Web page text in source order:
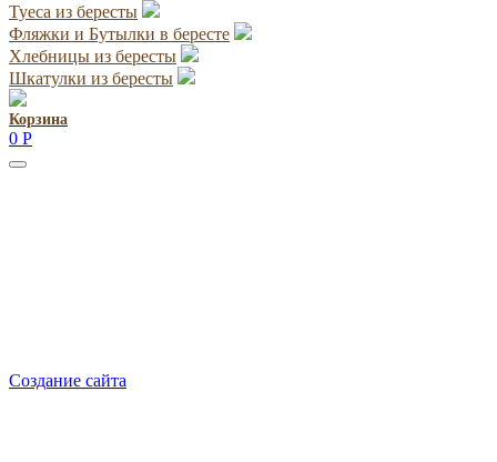
Туеса из бересты
Фляжки и Бутылки в бересте
Хлебницы из бересты
Шкатулки из бересты
Корзина
0 Р
Создание сайта